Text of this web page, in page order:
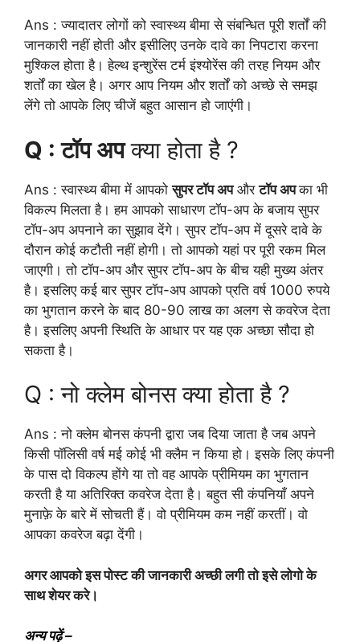
Ans : ज्यादातर लोगों को स्वास्थ्य बीमा से संबन्धित पूरी शर्तों की
जानकारी नहीं होती और इसीलिए उनके दावे का निपटारा करना
मुश्किल होता है। हेल्थ इन्शुरेंस टर्म इंश्योरेंस की तरह नियम और
शर्तों का खेल है। अगर आप नियम और शर्तों को अच्छे से समझ
लेंगे तो आपके लिए चीजें बहुत आसान हो जाएंगी।
Q : टॉप अपक्या होता है ?
Ans : स्वास्थ्य बीमा में आपकोसुपर टॉप अपऔरटॉप अपका भी
विकल्प मिलता है। हम आपको साधारण टॉप-अप के बजाय सुपर
टॉप-अप अपनाने का सुझाव देंगे। सुपर टॉप-अप में दूसरे दावे के
दौरान कोई कटौती नहीं होगी। तो आपको यहां पर पूरी रकम मिल
जाएगी। तो टॉप-अप और सुपर टॉप-अप के बीच यही मुख्य अंतर
है। इसलिए कई बार सुपर टॉप-अप आपको प्रति वर्ष 1000 रुपये
का भुगतान करने के बाद 80-90 लाख का अलग से कवरेज देता
है। इसलिए अपनी स्थिति के आधार पर यह एक अच्छा सौदा हो
सकता है।
Q : नो क्लेम बोनस क्या होता है ?
Ans : नो क्लेम बोनस कंपनी द्वारा जब दिया जाता है जब अपने
किसी पॉलिसी वर्ष मई कोई भी क्लैम न किया हो। इसके लिए कंपनी
के पास दो विकल्प होंगे या तो वह आपके प्रीमियम का भुगतान
करती है या अतिरिक्त कवरेज देता है। बहुत सी कंपनियाँ अपने
मुनाफ़े के बारे में सोचती हैं। वो प्रीमियम कम नहीं करतीं। वो
आपका कवरेज बढ़ा देंगी।
अगर आपको इस पोस्ट की जानकारी अच्छी लगी तो इसे लोगो के
साथ शेयर करे।
अन्य पढ़ें –